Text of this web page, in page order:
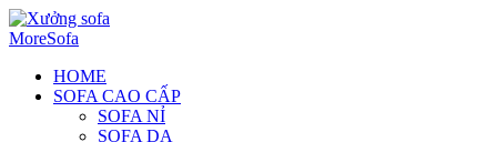
HOME
SOFA CAO CẤP
SOFA NỈ
SOFA DA